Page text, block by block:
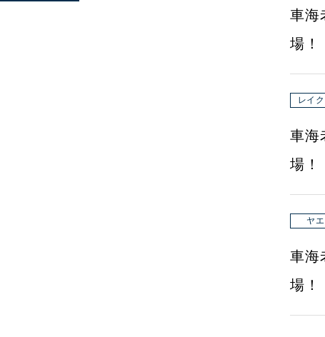
車海
場！
レイ
車海
場！
ヤ
車海
場！